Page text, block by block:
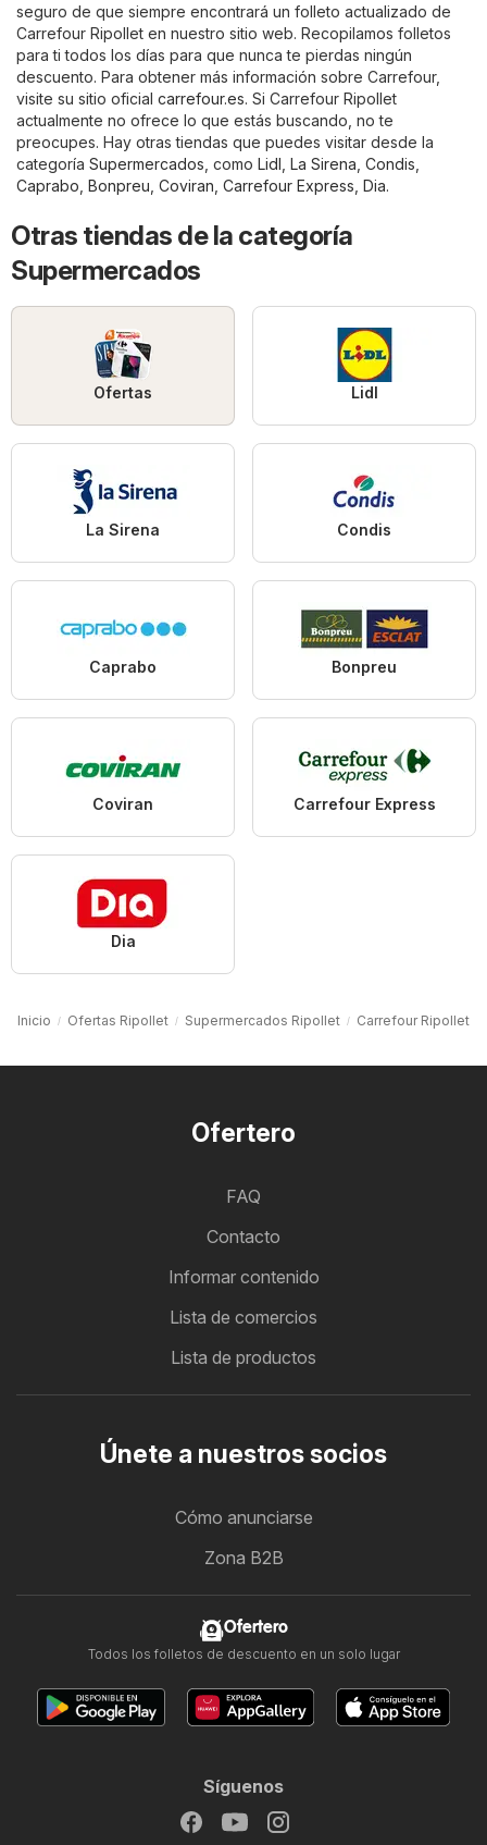
seguro de que siempre encontrará un folleto actualizado de
Carrefour Ripollet en nuestro sitio web. Recopilamos folletos
para ti todos los días para que nunca te pierdas ningún
descuento. Para obtener más información sobre Carrefour,
visite su sitio oficial carrefour.es. Si Carrefour Ripollet
actualmente no ofrece lo que estás buscando, no te
preocupes. Hay otras tiendas que puedes visitar desde la
categoría Supermercados , como Lidl La Sirena Condis
Caprabo Bonpreu Coviran Carrefour Express Dia.
Otras tiendas de la categoría
Supermercados
Ofertas Lidl
La Sirena Condis
Caprabo Bonpreu
Coviran Carrefour Express
Dia
Inicio Ofertas Ripollet Supermercados Ripollet Carrefour Ripollet
Ofertero
FAQ
Contacto
Informar contenido
Lista de comercios
Lista de productos
Únete a nuestros socios
Cómo anunciarse
Zona B2B
Ofertero
Todos los folletos de descuento en un solo lugar
Síguenos